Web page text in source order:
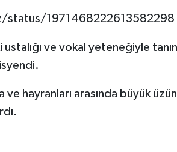
1971468222613582298
ve vokal yeteneğiyle
ve hayranları arasında büyük